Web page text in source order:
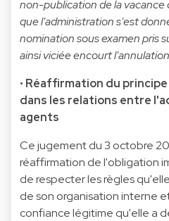
non-publication de la vacance
que l'administration s'est
nomination sous examen pris
ainsi viciée encourt
• Réaffirmation du
dans les relations entre
agents
Ce jugement du 3 octobre
réaffirmation de l'obligation
de respecter les règles
de son organisation interne
confiance légitime qu'elle a